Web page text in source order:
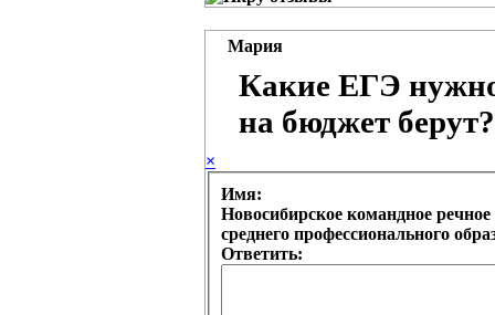
Мария
Какие ЕГЭ
на бюджет берут?
×
Имя:
Новосибирское командное
среднего профессионального
Ответить: